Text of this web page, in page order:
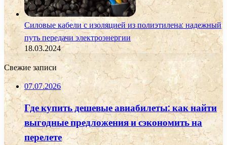
Силовые кабели с изоляцией из полиэтилена: надежный
путь передачи электроэнергии
18.03.2024
Свежие записи
07.07.2026
Где купить дешевые авиабилеты: как найти
выгодные предложения и сэкономить на
перелете